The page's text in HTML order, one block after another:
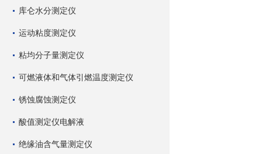
库仑水分测定仪
运动粘度测定仪
粘均分子量测定仪
可燃液体和气体引燃温度测定仪
锈蚀腐蚀测定仪
酸值测定仪电解液
绝缘油含气量测定仪